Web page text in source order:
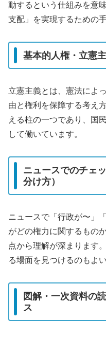
動するという仕組みを意
支配」を実現するための
基本的人権・立憲
立憲主義とは、憲法によ
由と権利を保障する考え
える柱の一つであり、国
して働いています。
ニュースでのチェ
分け方）
ニュースで「行政が〜」
がどの権力に関するもの
点から理解が深まります
る場面を見つけるのもよ
図解・一次資料の
ス